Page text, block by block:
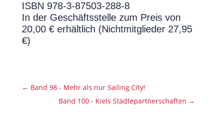
ISBN 978-3-87503-288-8
In der Geschäftsstelle zum Preis von
20,00 € erhältlich (Nichtmitglieder 27,95
€)
← Band 98 - Mehr als nur Sailing City!
Band 100 - Kiels Städtepartnerschaften →